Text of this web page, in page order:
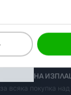
ВЗЕМЕТЕ НА
за всяка покупка